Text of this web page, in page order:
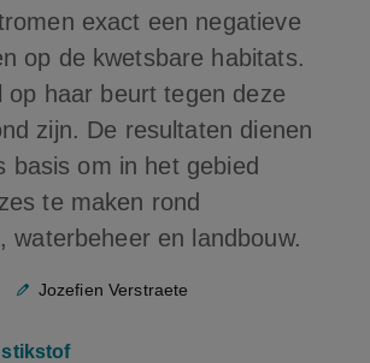
exact een negatieve
op de kwetsbare habitats.
op haar beurt tegen deze
zijn. De resultaten dienen
basis om in het gebied
te maken rond
waterbeheer en landbouw.
Jozefien Verstraete
stikstof